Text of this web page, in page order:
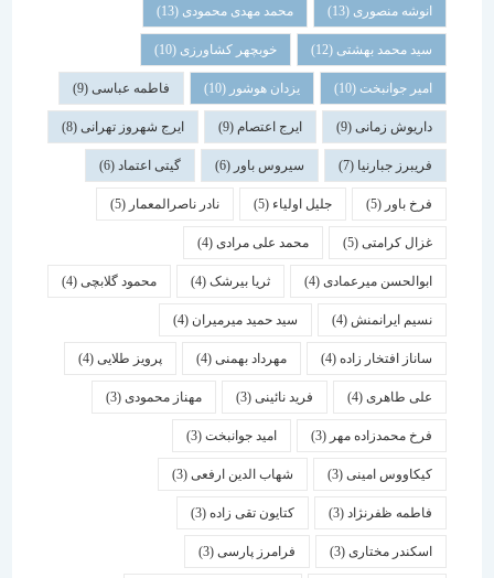
انوشه منصوری(13) محمد مهدی محمودی(13)
سید محمد بهشتی(12) خوبچهر کشاورزی(10)
امیر جوانبخت(10) یزدان هوشور(10) فاطمه عباسی(9)
داریوش زمانی(9) ایرج اعتصام(9) ایرج شهروز تهرانی(8)
فریبرز جبارنیا(7) سیروس باور(6) گیتی اعتماد(6)
فرخ باور(5) جلیل اولیاء(5) نادر ناصرالمعمار (5)
غزال کرامتی(5) محمد علی مرادی(4)
ابوالحسن میرعمادی(4) ثریا بیرشک(4) محمود گلابچی(4)
نسیم ایرانمنش(4) سید حمید میرمیران(4)
ساناز افتخار زاده(4) مهرداد بهمنی (4) پرویز طلایی(4)
علی طاهری(4) فرید نائینی(3) مهناز محمودی(3)
فرخ محمدزاده مهر(3) امید جوانبخت(3)
کیکاووس امینی(3) شهاب الدین ارفعی(3)
فاطمه ظفرنژاد(3) کتایون تقی زاده(3)
اسكندر مختاری (3) فرامرز پارسی(3)